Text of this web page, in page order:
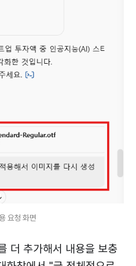
요청 화면
더 추가해서 내용을 보충